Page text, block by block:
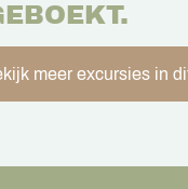
meer excursies in